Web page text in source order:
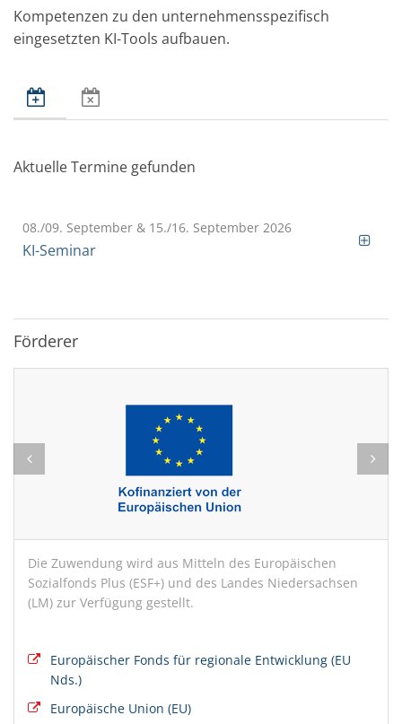
Kompetenzen zu den unternehmensspezifisch
eingesetzten KI-Tools aufbauen.
Aktuelle Termine gefunden
08./09. September & 15./16. September 2026
KI-Seminar
Förderer
Die Zuwendung wird aus Mitteln des Europäischen
Sozialfonds Plus (ESF+) und des Landes Niedersachsen
(LM) zur Verfügung gestellt.
Europäischer Fonds für regionale Entwicklung (EU
Nds.)
Europäische Union (EU)